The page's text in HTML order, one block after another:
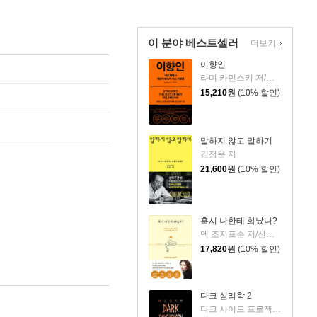
이 분야 베스트셀러
이향인
라미 카민스키 저/최지숙 역
15,210원 (10% 할인)
말하지 않고 말하기
김정운 저
21,600원 (10% 할인)
혹시 나한테 화났나?
17,820원 (10% 할인)
다크 심리학 2
다크 사이드 프로젝트 저
더보기